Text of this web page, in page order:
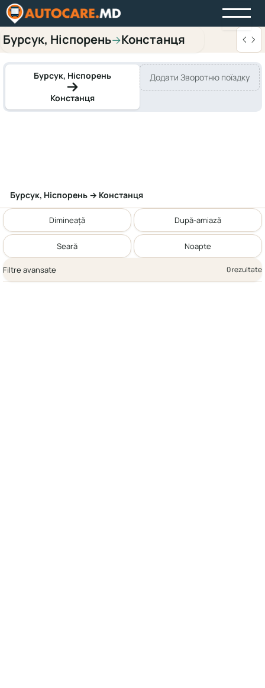
Бурсук, Ніспорень→Констанця
Бурсук, Ніспорень
Констанця
Додати Зворотню поїздку
Бурсук, Ніспорень → Констанця
Dimineață După-amiază
Seară Noapte
Filtre avansate 0 rezultate